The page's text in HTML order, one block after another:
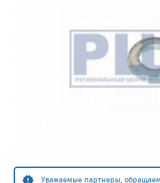
Уважаемые партнеры,